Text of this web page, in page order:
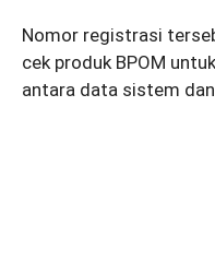
Nomor registrasi
cek produk BPOM
antara data sistem